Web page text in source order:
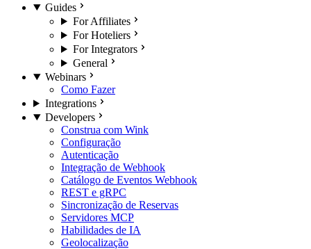
Guides
For Affiliates
For Hoteliers
For Integrators
General
Webinars
Como Fazer
Integrations
Developers
Construa com Wink
Configuração
Autenticação
Integração de Webhook
Catálogo de Eventos Webhook
REST e gRPC
Sincronização de Reservas
Servidores MCP
Habilidades de IA
Geolocalização